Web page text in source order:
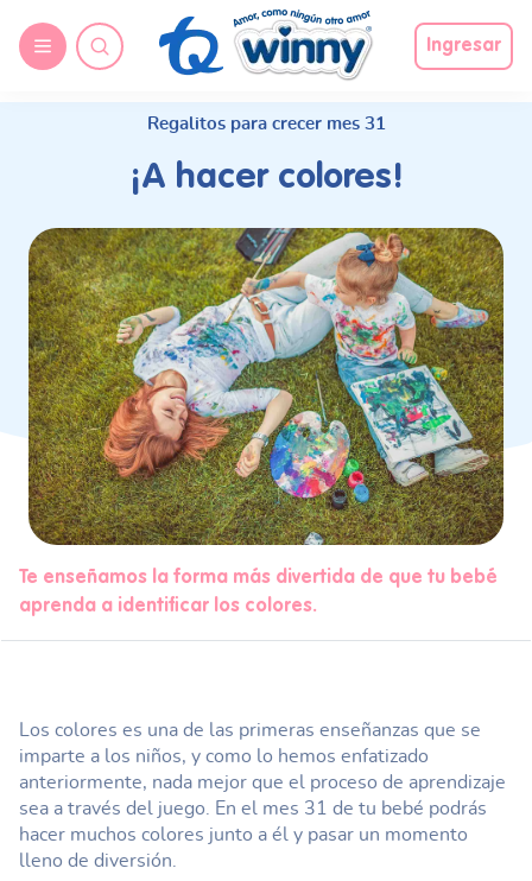
Ingresar
Regalitos para crecer mes 31
¡A hacer colores!
Te enseñamos la forma más divertida de que tu bebé
aprenda a identificar los colores.
Los colores es una de las primeras enseñanzas que se
imparte a los niños, y como lo hemos enfatizado
anteriormente, nada mejor que el proceso de aprendizaje
sea a través del juego. En el mes 31 de tu bebé podrás
hacer muchos colores junto a él y pasar un momento
lleno de diversión.